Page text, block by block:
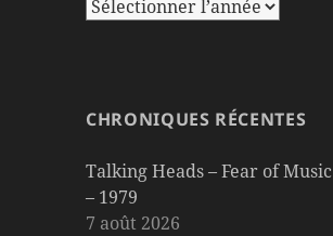
CHRONIQUES RÉCENTES
Talking Heads – Fear of Music
– 1979
7 août 2026